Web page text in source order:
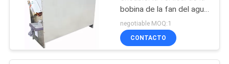
COMPANY
NEWS
bobina de la fan del agua
con la instalación del piso
negotiable MOQ:1
CONTACTO